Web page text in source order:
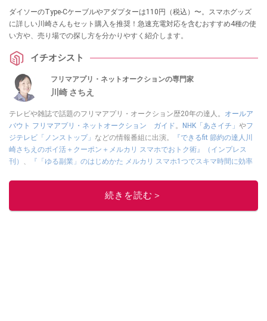
ダイソーのType-Cケーブルやアダプターは110円（税込）〜。スマホグッズ
に詳しい川崎さんもセット購入を推奨！急速充電対応を含むおすすめ4種の使
い方や、売り場での探し方を分かりやすく紹介します。
イチオシスト
フリマアプリ・ネットオークションの専門家
川崎 さちえ
テレビや雑誌で話題のフリマアプリ・オークション歴20年の達人。 オールア
バウト フリマアプリ・ネットオークション ガイド。 NHK「あさイチ」 やフ
ジテレビ「ノンストップ」 などの情報番組に出演。
『できるfit 節約の達人川
崎さちえのポイ活＋クーポン＋メルカリ スマホでおトク術』（インプレス
刊） 、
『「ゆる副業」のはじめかた メルカリ スマホ1つでスキマ時間に効率
ぜ日記」
■経歴：2003年、夫が子育てをするために、突然会社を辞める。翌月からの
給料が０円になり、家にいながら、しかも空いた時間でできるオークション
続きを読む＞